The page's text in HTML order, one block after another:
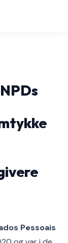
Pessoais